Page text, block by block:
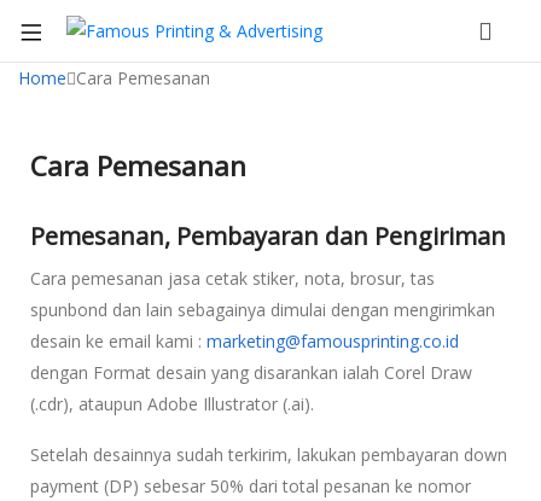
Home Cara Pemesanan
Cara Pemesanan
Pemesanan, Pembayaran dan Pengiriman
Cara pemesanan jasa cetak stiker, nota, brosur, tas
spunbond dan lain sebagainya dimulai dengan mengirimkan
desain ke email kami : marketing@famousprinting.co.id
dengan Format desain yang disarankan ialah Corel Draw
(.cdr), ataupun Adobe Illustrator (.ai).
Setelah desainnya sudah terkirim, lakukan pembayaran down
payment (DP) sebesar 50% dari total pesanan ke nomor